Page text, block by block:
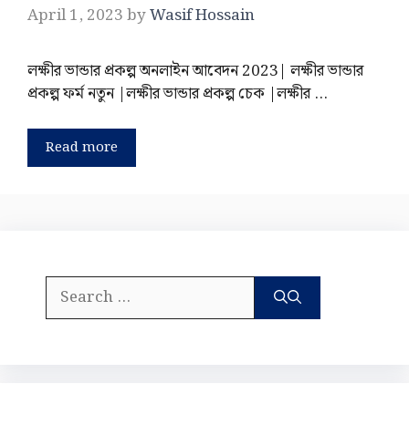
April 1, 2023byWasif Hossain
লক্ষীর ভান্ডার প্রকল্প অনলাইন আবেদন 2023| লক্ষীর ভান্ডার
প্রকল্প ফর্ম নতুন |লক্ষীর ভান্ডার প্রকল্প চেক |লক্ষীর …
Read more
Search
for: